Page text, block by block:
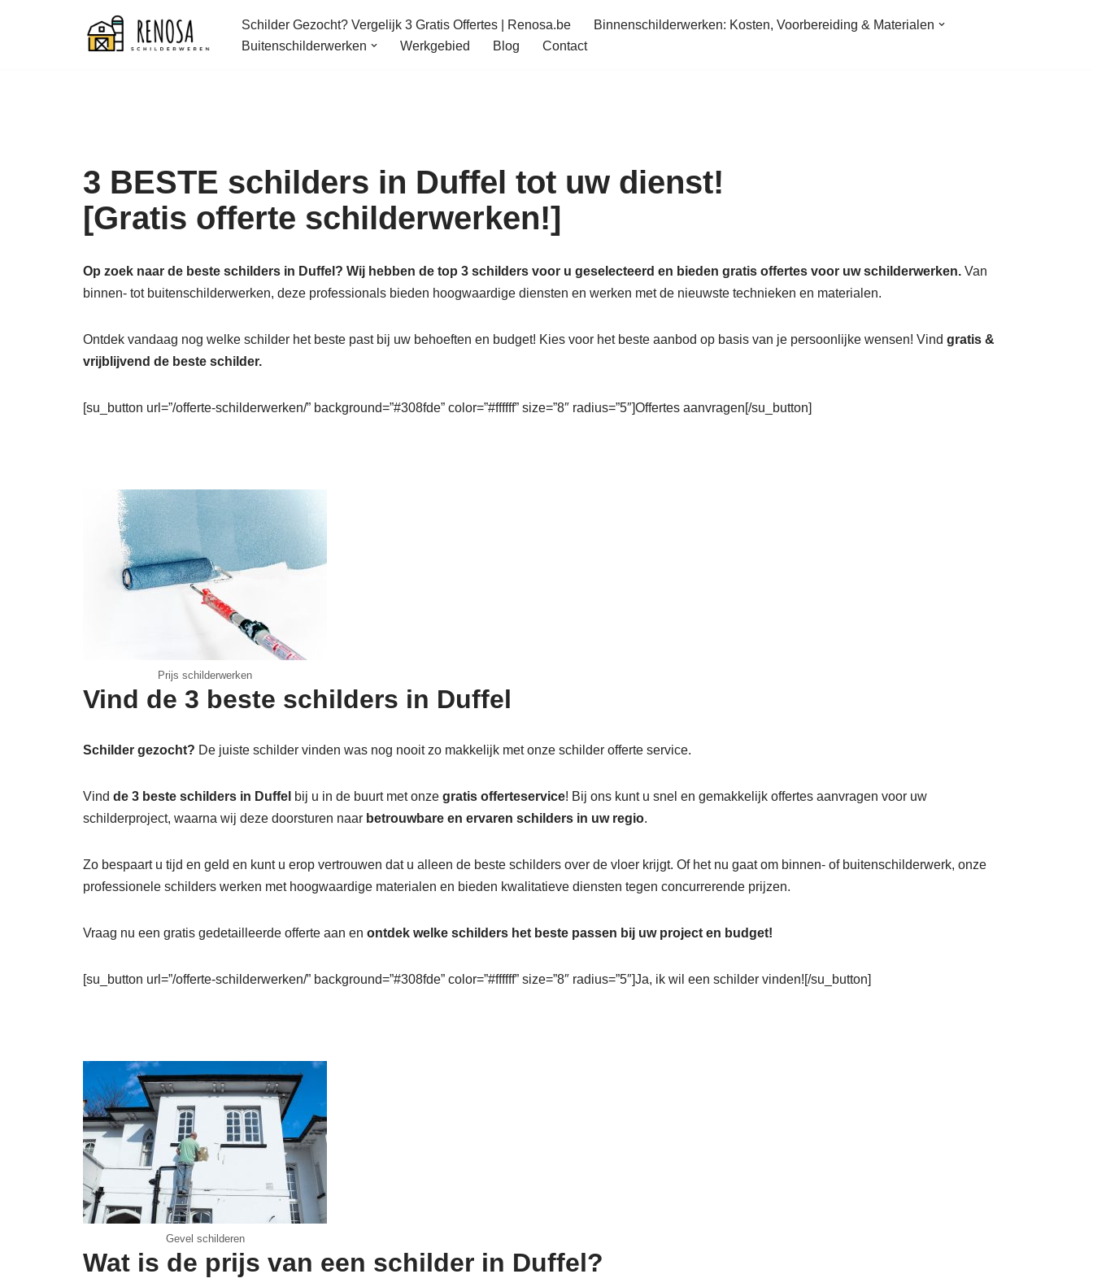
Schilder Gezocht? Vergelijk 3 Gratis Offertes | Renosa.be
Binnenschilderwerken: Kosten, Voorbereiding & Materialen
Buitenschilderwerken
Werkgebied Blog Contact
3 BESTE schilders in Duffel tot uw dienst!
[Gratis offerte schilderwerken!]
Op zoek naar de beste schilders in Duffel? Wij hebben de top 3 schilders voor u geselecteerd en bieden gratis offertes voor uw schilderwerken. Van
binnen- tot buitenschilderwerken, deze professionals bieden hoogwaardige diensten en werken met de nieuwste technieken en materialen.
Ontdek vandaag nog welke schilder het beste past bij uw behoeften en budget! Kies voor het beste aanbod op basis van je persoonlijke wensen! Vind gratis &
vrijblijvend de beste schilder.
[su_button url=”/offerte-schilderwerken/” background=”#308fde” color=”#ffffff” size=”8″ radius=”5″]Offertes aanvragen[/su_button]
Prijs schilderwerken
Vind de 3 beste schilders in Duffel
Schilder gezocht? De juiste schilder vinden was nog nooit zo makkelijk met onze schilder offerte service.
Vind de 3 beste schilders in Duffel bij u in de buurt met onze gratis offerteservice! Bij ons kunt u snel en gemakkelijk offertes aanvragen voor uw
schilderproject, waarna wij deze doorsturen naar betrouwbare en ervaren schilders in uw regio.
Zo bespaart u tijd en geld en kunt u erop vertrouwen dat u alleen de beste schilders over de vloer krijgt. Of het nu gaat om binnen- of buitenschilderwerk, onze
professionele schilders werken met hoogwaardige materialen en bieden kwalitatieve diensten tegen concurrerende prijzen.
Vraag nu een gratis gedetailleerde offerte aan en ontdek welke schilders het beste passen bij uw project en budget!
[su_button url=”/offerte-schilderwerken/” background=”#308fde” color=”#ffffff” size=”8″ radius=”5″]Ja, ik wil een schilder vinden![/su_button]
Gevel schilderen
Wat is de prijs van een schilder in Duffel?